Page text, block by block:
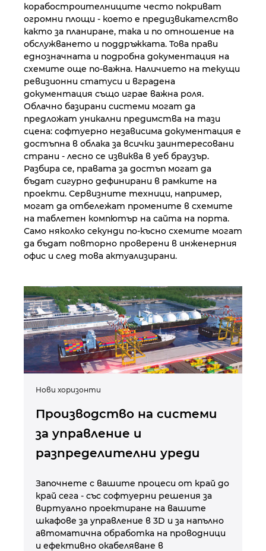
корабостроителниците често покриват
огромни площи - което е предизвикателство
както за планиране, така и по отношение на
обслужването и поддръжката. Това прави
еднозначната и подробна документация на
схемите още по-важна. Наличието на текущи
ревизионни статуси и вградена
документация също играе важна роля.
Облачно базирани системи могат да
предложат уникални предимства на тази
сцена: софтуерно независима документация е
достъпна в облака за всички заинтересовани
страни - лесно се извиква в уеб браузър.
Разбира се, правата за достъп могат да
бъдат сигурно дефинирани в рамките на
проекти. Сервизните техници, например,
могат да отбележат промените в схемите
на таблетен компютър на сайта на порта.
Само няколко секунди по-късно схемите могат
да бъдат повторно проверени в инженерния
офис и след това актуализирани.
Нови хоризонти
Производство на системи
за управление и
разпределителни уреди
Започнете с вашите процеси от край до
край сега - със софтуерни решения за
виртуално проектиране на вашите
шкафове за управление в 3D и за напълно
автоматична обработка на проводници
и ефективно окабеляване в